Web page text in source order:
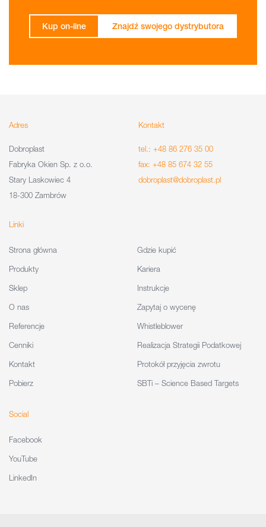
Kup on-line Znajdź swojego dystrybutora
Adres
Dobroplast
Fabryka Okien Sp. z o.o.
Stary Laskowiec 4
18-300 Zambrów
Kontakt
tel.: +48 86 276 35 00
fax: +48 85 674 32 55
dobroplast@dobroplast.pl
Linki
Strona główna
Produkty
Sklep
O nas
Referencje
Cenniki
Kontakt
Pobierz
Gdzie kupić
Kariera
Instrukcje
Zapytaj o wycenę
Whistleblower
Realizacja Strategii Podatkowej
Protokół przyjęcia zwrotu
SBTi – Science Based Targets
Social
Facebook
YouTube
LinkedIn